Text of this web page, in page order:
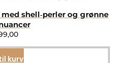
shell‑perler og grønne
kurv